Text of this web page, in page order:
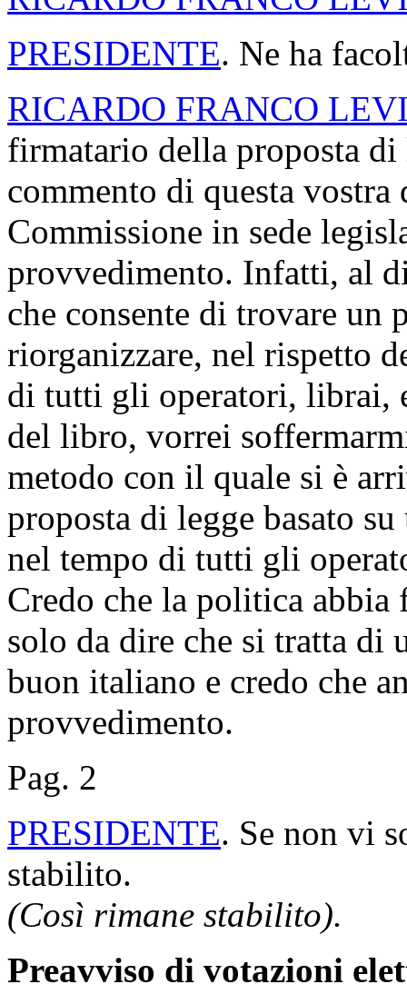
PRESIDENTE. Ne ha
RICARDO FRANCO
firmatario della proposta
commento di questa
Commissione in sede
provvedimento. Infatti, al
che consente di trovare
riorganizzare, nel rispetto
di tutti gli operatori, librai,
del libro, vorrei
metodo con il quale si è
proposta di legge basato
nel tempo di tutti gli
Credo che la politica abbia
solo da dire che si tratta di
buon italiano e credo che
provvedimento.
Pag. 2
PRESIDENTE. Se non vi
stabilito.
(Così rimane stabilito).
Preavviso di votazioni